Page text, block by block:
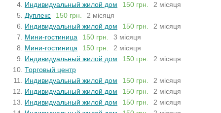
Индивидуальный жилой дом
150 грн.
2 місяця
Дуплекс
150 грн.
2 місяця
Индивидуальный жилой дом
150 грн.
2 місяця
Мини-гостиница
150 грн.
3 місяця
Мини-гостиница
150 грн.
2 місяця
Индивидуальный жилой дом
150 грн.
2 місяця
Торговый центр
Индивидуальный жилой дом
150 грн.
2 місяця
Индивидуальный жилой дом
150 грн.
2 місяця
Индивидуальный жилой дом
150 грн.
2 місяця